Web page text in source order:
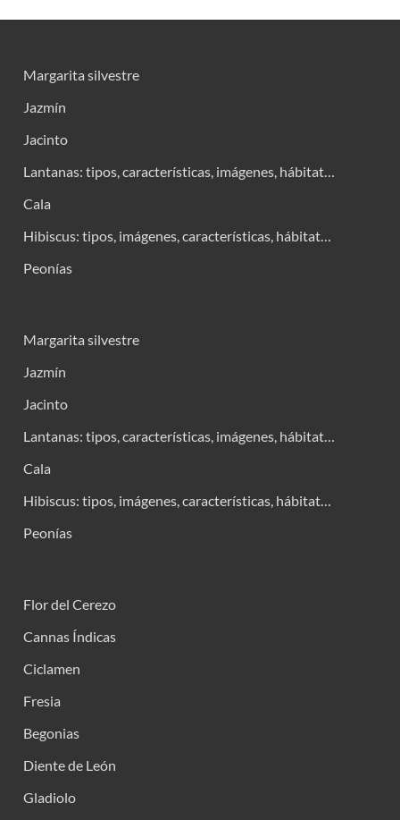
Margarita silvestre
Jazmín
Jacinto
Lantanas: tipos, características, imágenes, hábitat…
Cala
Hibiscus: tipos, imágenes, características, hábitat…
Peonías
Margarita silvestre
Jazmín
Jacinto
Lantanas: tipos, características, imágenes, hábitat…
Cala
Hibiscus: tipos, imágenes, características, hábitat…
Peonías
Flor del Cerezo
Cannas Índicas
Ciclamen
Fresia
Begonias
Diente de León
Gladiolo